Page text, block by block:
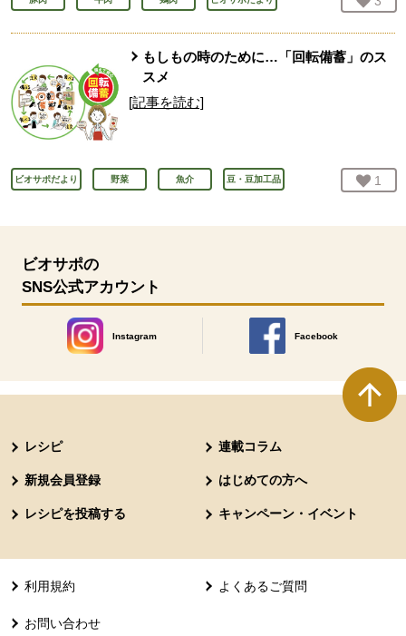
もしもの時のために…「回転備蓄」のス
スメ
[記事を読む]
ビオサポだより 野菜 魚介 豆・豆加工品 お気
1
ビオサポの
SNS公式アカウント
Instagram
別のウィンドウで開きます。
Facebook
別のウィンドウで開きます
レシピ 連載コラム
新規会員登録 はじめての方へ
レシピを投稿する キャンペーン・イベント
利用規約 よくあるご質問
お問い合わせ